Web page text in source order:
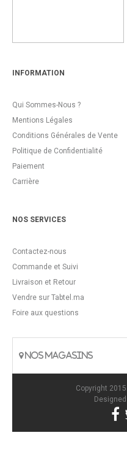
INFORMATION
Qui Sommes-Nous ?
Mentions Légales
Conditions Générales de Vente
Politique de Confidentialité
Paiement
Carrière
NOS SERVICES
Contactez-nous
Commande et Suivi
Livraison et Retour
Vendre sur Tabtel.ma
Foire aux questions
NOS MAGASINS
Copyright